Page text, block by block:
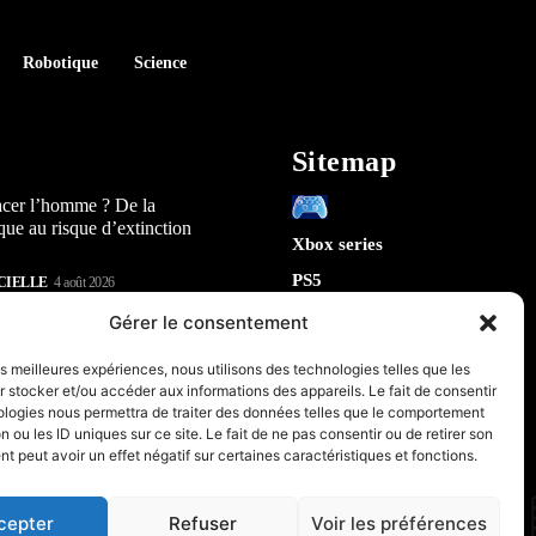
Gérer le consentement
meilleures expériences, nous utilisons des technologies telles que les
stocker et/ou accéder aux informations des appareils. Le fait de consentir
nous permettra de traiter des données telles que le comportement
ou les ID uniques sur ce site. Le fait de ne pas consentir ou de retirer son
peut avoir un effet négatif sur certaines caractéristiques et fonctions.
Refuser Voir les préférences
Robotique Science
l’homme ? De la
au risque d’extinction
4 août 2026
Play : 5 révélations sur la
qui arrive en 2026
la sécurité de Chrome : 5
sur le futur de votre
Sitemap
Xbox series
PS5
Switch
IA
Robotique
Espace
PC & Composants Gaming